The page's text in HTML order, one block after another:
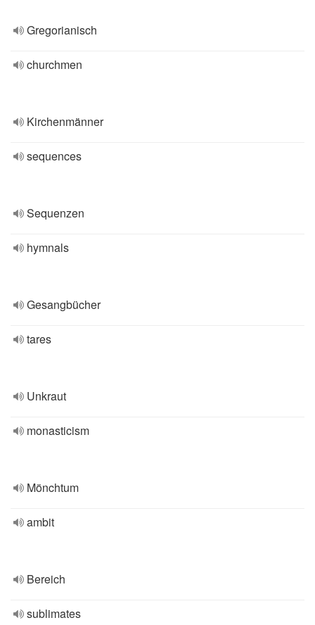
Gregorianisch
churchmen
Kirchenmänner
sequences
Sequenzen
hymnals
Gesangbücher
tares
Unkraut
monasticism
Mönchtum
ambit
Bereich
sublimates